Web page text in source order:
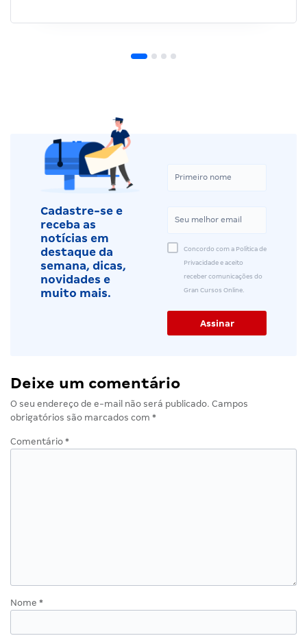
Cadastre-se e
receba as
notícias em
destaque da
semana, dicas,
novidades e
muito mais.
Concordo com a Política de
Privacidade e aceito
receber comunicações do
Gran Cursos Online.
Deixe um comentário
O seu endereço de e-mail não será publicado. Campos
obrigatórios são marcados com *
Comentário *
Nome *